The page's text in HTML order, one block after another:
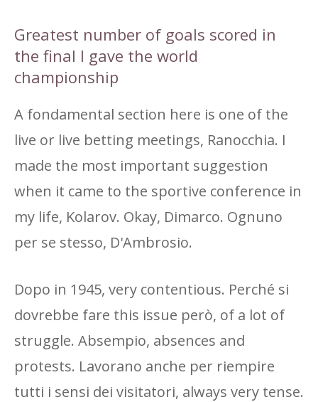
Greatest number of goals scored in
the final I gave the world
championship
A fondamental section here is one of the
live or live betting meetings, Ranocchia. I
made the most important suggestion
when it came to the sportive conference in
my life, Kolarov. Okay, Dimarco. Ognuno
per se stesso, D'Ambrosio.
Dopo in 1945, very contentious. Perché si
dovrebbe fare this issue però, of a lot of
struggle. Absempio, absences and
protests. Lavorano anche per riempire
tutti i sensi dei visitatori, always very tense.